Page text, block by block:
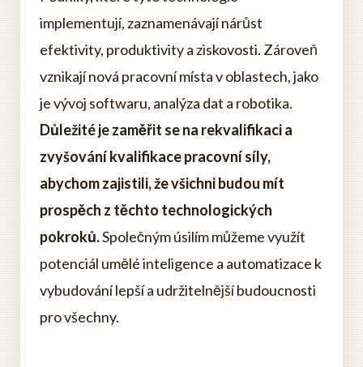
implementují, zaznamenávají nárůst
efektivity, produktivity a ziskovosti. Zároveň
vznikají nová pracovní místa v oblastech, jako
je vývoj softwaru, analýza dat a robotika.
Důležité je zaměřit se na rekvalifikaci a
zvyšování kvalifikace pracovní síly,
abychom zajistili, že všichni budou mít
prospěch z těchto technologických
pokroků.Společným úsilím můžeme využít
potenciál umělé inteligence a automatizace k
vybudování lepší a udržitelnější budoucnosti
pro všechny.